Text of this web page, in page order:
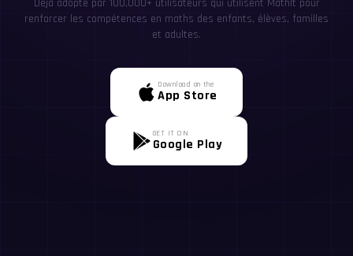
Déjà adopté par 100,000+ utilisateurs qui utilisent MathIt pour
renforcer les compétences en maths des enfants, élèves, familles
et adultes.
Download on the
App Store
GET IT ON
Google Play